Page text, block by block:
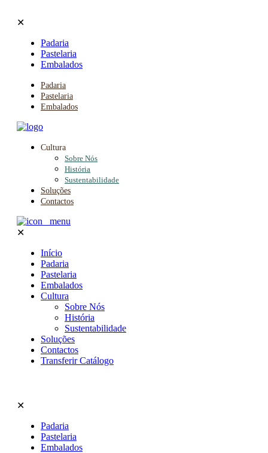
✕
Padaria
Pastelaria
Embalados
Padaria
Pastelaria
Embalados
Cultura
Sobre Nós
História
Sustentabilidade
Soluções
Contactos
✕
Início
Padaria
Pastelaria
Embalados
Cultura
Sobre Nós
História
Sustentabilidade
Soluções
Contactos
Transferir Catálogo
✕
Padaria
Pastelaria
Embalados